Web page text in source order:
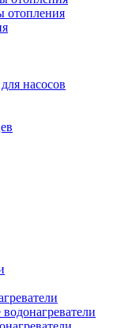
отопления
насосов